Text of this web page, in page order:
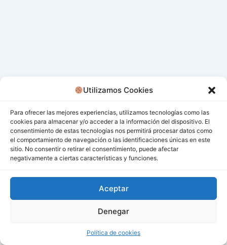
Utilizamos Cookies
Para ofrecer las mejores experiencias, utilizamos tecnologías como las
cookies para almacenar y/o acceder a la información del dispositivo. El
consentimiento de estas tecnologías nos permitirá procesar datos como
el comportamiento de navegación o las identificaciones únicas en este
sitio. No consentir o retirar el consentimiento, puede afectar
negativamente a ciertas características y funciones.
Aceptar
Denegar
Política de cookies
Todos los derechos © 2026 San Miguel De Los Bancos |